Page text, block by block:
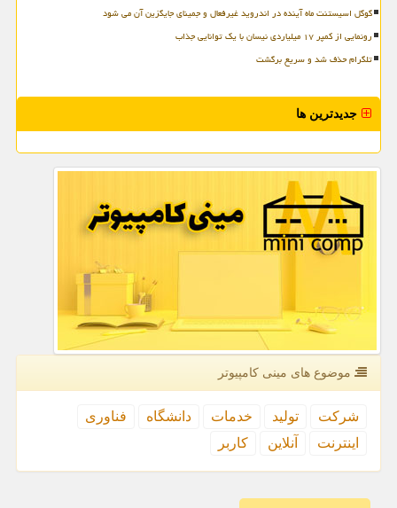
گوگل اسیستنت ماه آینده در اندروید غیرفعال و جمینای جایگزین آن می شود
رونمایی از کمپر ۱۷ میلیاردی نیسان با یک توانایی جذاب
تلگرام حذف شد و سریع برگشت
جدیدترین ها
موضوع های مینی كامپیوتر
شركت تولید خدمات دانشگاه
فناوری
اینترنت
آنلاین كاربر